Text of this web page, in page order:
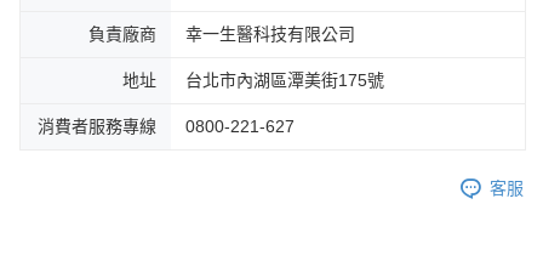
負責廠商 幸一生醫科技有限公司
地址 台北市內湖區潭美街175號
消費者服務專線 0800-221-627
客服